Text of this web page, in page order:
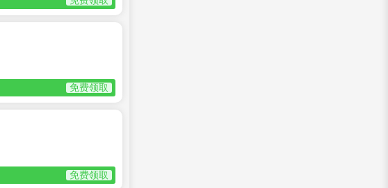
免费领取
免费领取